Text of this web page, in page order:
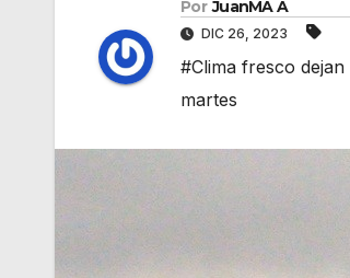
Por JuanMA A
DIC 26, 2023
#Clima fresco
martes